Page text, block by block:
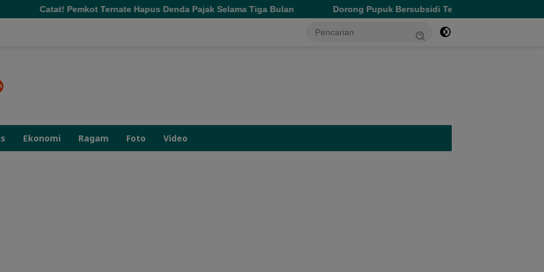
Ternate Hapus Denda Pajak Selama Tiga Bulan Dorong Pupuk Bersubsidi Tepat Sasaran, Wagub Malut Tekankan
Ekonomi Ragam Foto Video